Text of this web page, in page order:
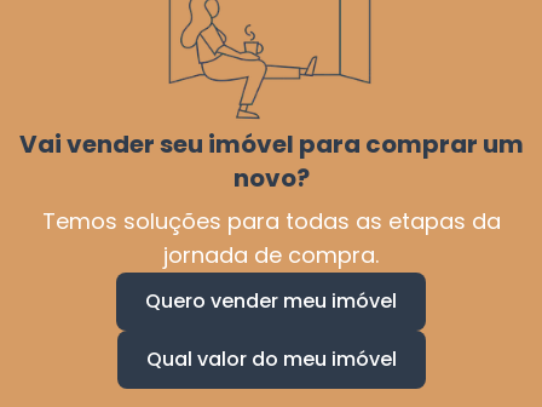
Vai vender seu imóvel para comprar um
novo?
Temos soluções para todas as etapas da
jornada de compra.
Quero vender meu imóvel
Qual valor do meu imóvel